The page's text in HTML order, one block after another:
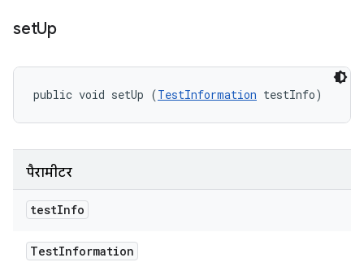
setUp
public void setUp (TestInformation testInfo)
पैरामीटर
testInfo
TestInformation